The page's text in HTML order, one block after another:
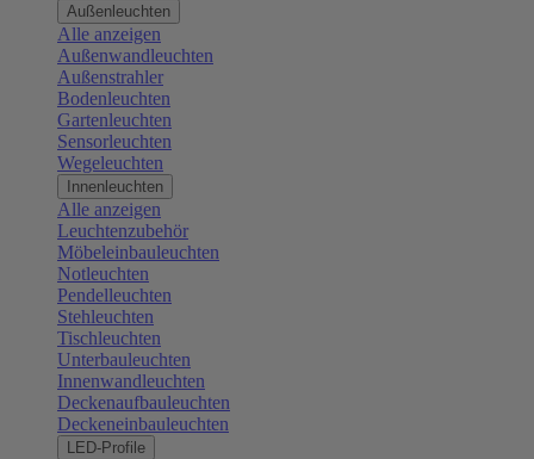
Außenleuchten
Alle anzeigen
Außenwandleuchten
Außenstrahler
Bodenleuchten
Gartenleuchten
Sensorleuchten
Wegeleuchten
Innenleuchten
Alle anzeigen
Leuchtenzubehör
Möbeleinbauleuchten
Notleuchten
Pendelleuchten
Stehleuchten
Tischleuchten
Unterbauleuchten
Innenwandleuchten
Deckenaufbauleuchten
Deckeneinbauleuchten
LED-Profile